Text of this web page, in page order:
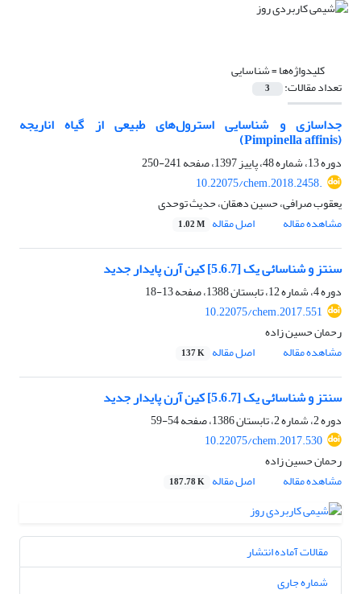
کلیدواژه‌ها =شناسایی
تعداد مقالات: 3
جداسازی و شناسایی استرول‌های طبیعی از گیاه اناریجه
(Pimpinella affinis)
دوره 13، شماره 48، پاییز 1397، صفحه
241-250
10.22075/chem.2018.2458.
یعقوب صرافی، حسین دهقان، حدیث توحدی
مشاهده مقاله
اصل مقاله 1.02 M
سنتز و شناسائی یک [5.6.7] کین آرن پایدار جدید
دوره 4، شماره 12، تابستان 1388، صفحه
13-18
10.22075/chem.2017.551
رحمان حسین زاده
مشاهده مقاله
اصل مقاله 137 K
سنتز و شناسائی یک [5.6.7] کین آرن پایدار جدید
دوره 2، شماره 2، تابستان 1386، صفحه
54-59
10.22075/chem.2017.530
رحمان حسین زاده
مشاهده مقاله
اصل مقاله 187.78 K
مقالات آماده انتشار
شماره جاری